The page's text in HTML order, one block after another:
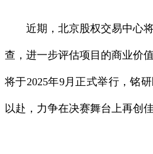
近期，北京股权交易中心将
查，进一步评估项目的商业价
将于2025年9月正式举行，铭
以赴，力争在决赛舞台上再创佳